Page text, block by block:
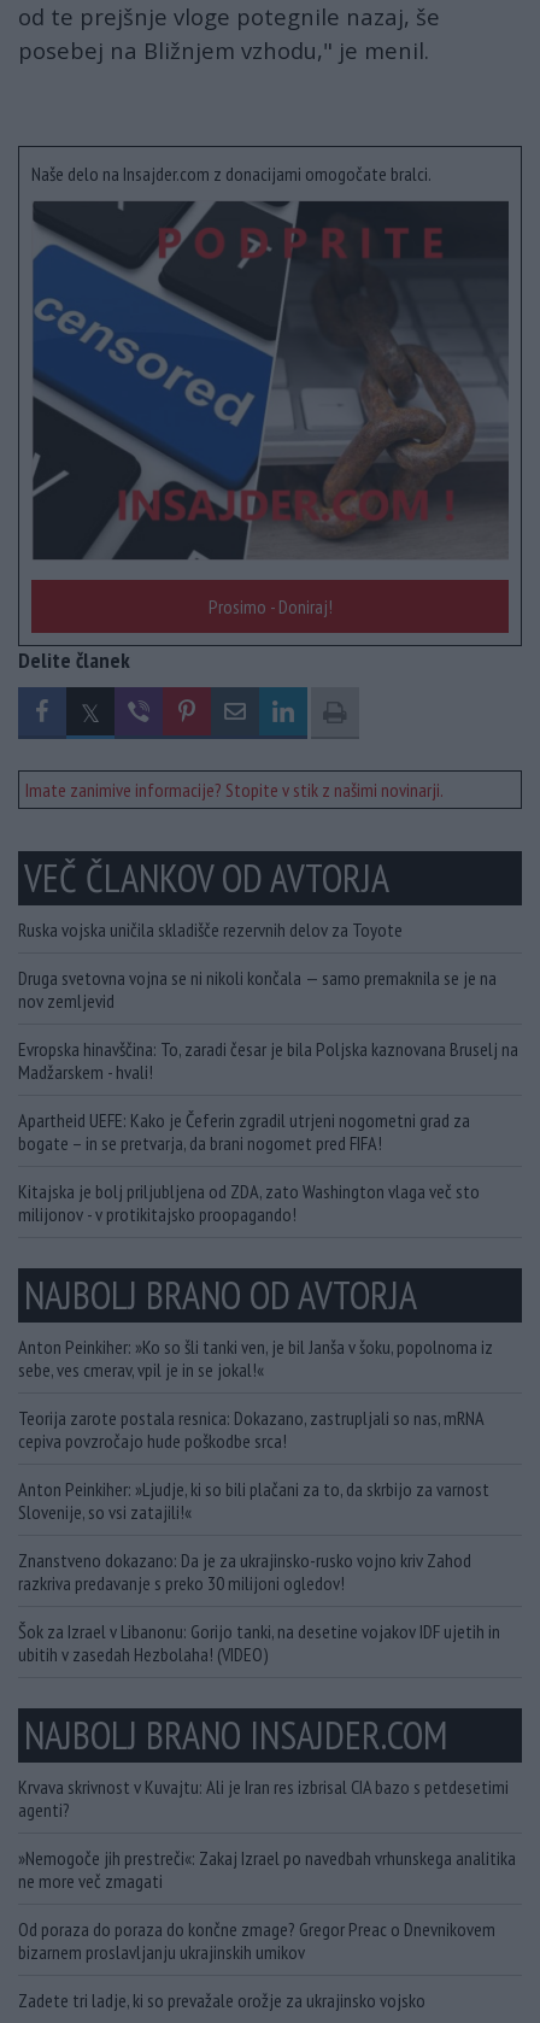
od te prejšnje vloge potegnile nazaj, še
posebej na Bližnjem vzhodu," je menil.
Naše delo na Insajder.com z donacijami omogočate bralci.
Prosimo - Doniraj!
Delite članek
Imate zanimive informacije? Stopite v stik z našimi novinarji.
VEČ ČLANKOV OD AVTORJA
Ruska vojska uničila skladišče rezervnih delov za Toyote
Druga svetovna vojna se ni nikoli končala — samo premaknila se je na
nov zemljevid
Evropska hinavščina: To, zaradi česar je bila Poljska kaznovana Bruselj na
Madžarskem - hvali!
Apartheid UEFE: Kako je Čeferin zgradil utrjeni nogometni grad za
bogate – in se pretvarja, da brani nogomet pred FIFA!
Kitajska je bolj priljubljena od ZDA, zato Washington vlaga več sto
milijonov - v protikitajsko proopagando!
NAJBOLJ BRANO OD AVTORJA
Anton Peinkiher: »Ko so šli tanki ven, je bil Janša v šoku, popolnoma iz
sebe, ves cmerav, vpil je in se jokal!«
Teorija zarote postala resnica: Dokazano, zastrupljali so nas, mRNA
cepiva povzročajo hude poškodbe srca!
Anton Peinkiher: »Ljudje, ki so bili plačani za to, da skrbijo za varnost
Slovenije, so vsi zatajili!«
Znanstveno dokazano: Da je za ukrajinsko-rusko vojno kriv Zahod
razkriva predavanje s preko 30 milijoni ogledov!
Šok za Izrael v Libanonu: Gorijo tanki, na desetine vojakov IDF ujetih in
ubitih v zasedah Hezbolaha! (VIDEO)
NAJBOLJ BRANO INSAJDER.COM
Krvava skrivnost v Kuvajtu: Ali je Iran res izbrisal CIA bazo s petdesetimi
agenti?
»Nemogoče jih prestreči«: Zakaj Izrael po navedbah vrhunskega analitika
ne more več zmagati
Od poraza do poraza do končne zmage? Gregor Preac o Dnevnikovem
bizarnem proslavljanju ukrajinskih umikov
Zadete tri ladje, ki so prevažale orožje za ukrajinsko vojsko